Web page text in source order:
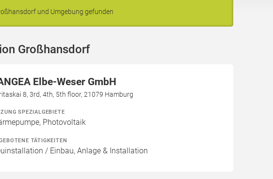
und Umgebung gefunden
Großhansdorf
Elbe-Weser GmbH
8, 3rd, 4th, 5th floor, 21079 Hamburg
SPEZIALGEBIETE
Photovoltaik
TÄTIGKEITEN
/ Einbau, Anlage & Installation